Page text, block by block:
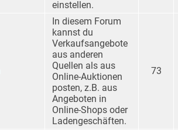
einstellen.
In diesem Forum
kannst du
Verkaufsangebote
aus anderen
Quellen als aus
Online-Auktionen
posten, z.B. aus
Angeboten in
Online-Shops oder
Ladengeschäften.
73